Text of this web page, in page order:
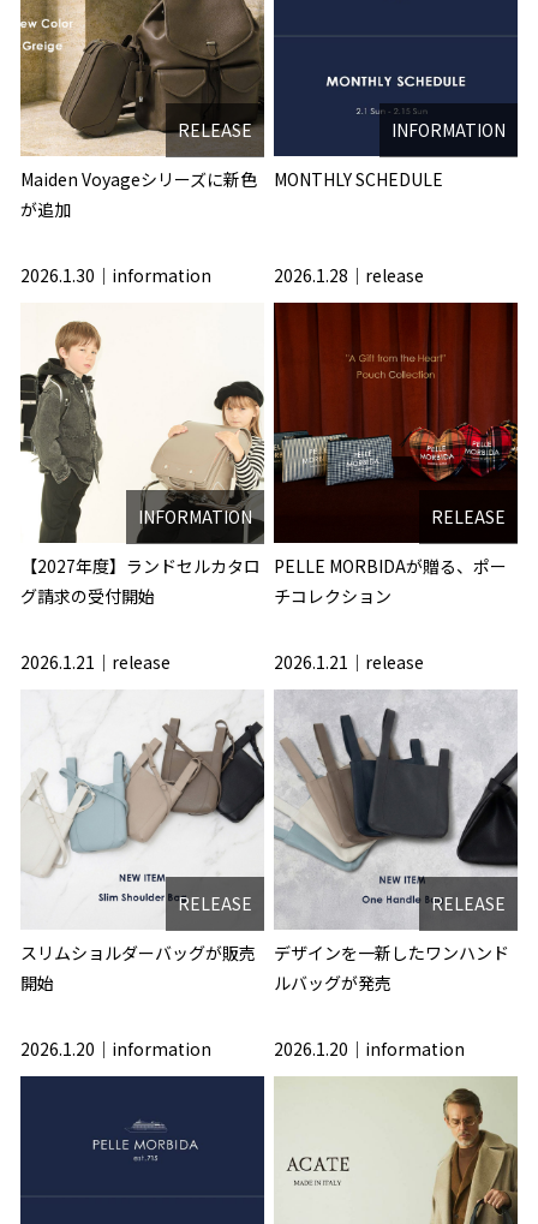
RELEASE
Maiden Voyageシリーズに新色
が追加
INFORMATION
MONTHLY SCHEDULE
2026.1.30 information
INFORMATION
【2027年度】ランドセルカタロ
グ請求の受付開始
2026.1.28 release
RELEASE
PELLE MORBIDAが贈る、ポー
チコレクション
2026.1.21 release
RELEASE
スリムショルダーバッグが販売
開始
2026.1.21 release
RELEASE
デザインを一新したワンハンド
ルバッグが発売
2026.1.20 information 2026.1.20 information